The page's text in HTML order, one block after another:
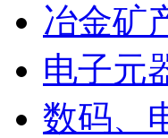
冶金矿
电子元
数码、